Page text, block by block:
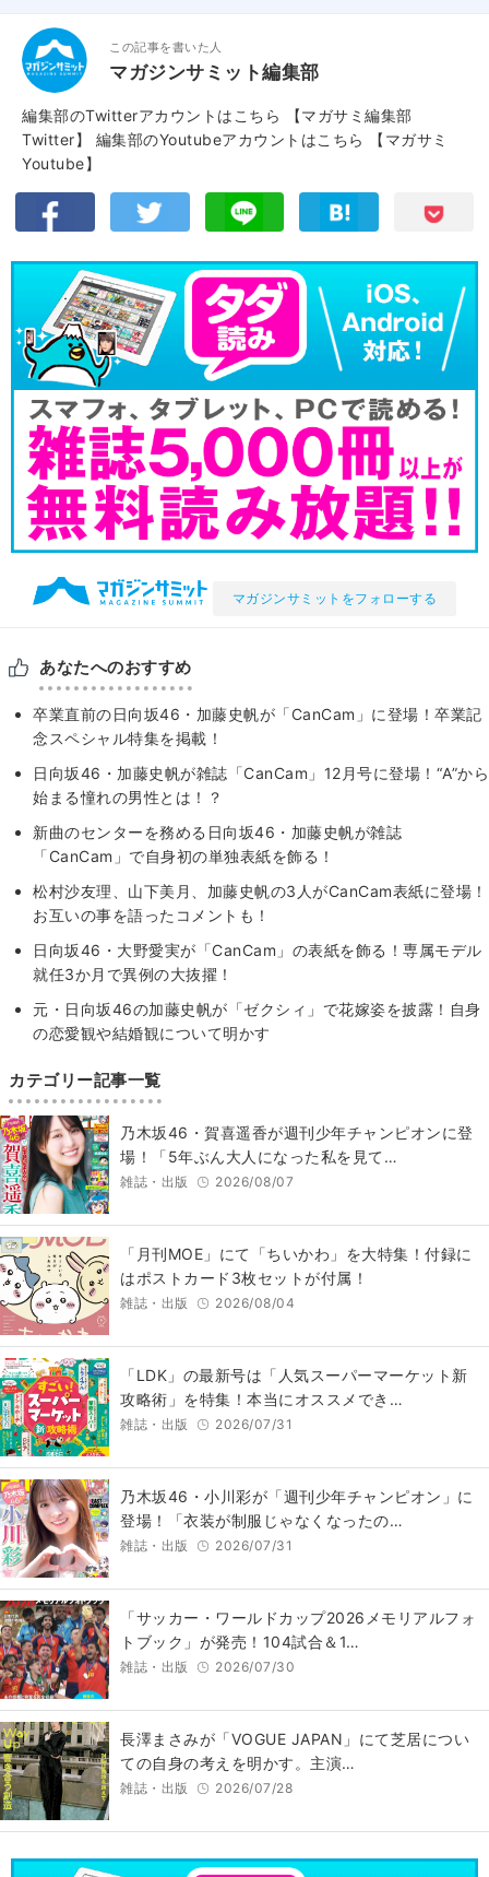
この記事を書いた人
マガジンサミット編集部
編集部のTwitterアカウントはこちら
【マガサミ編集部
Twitter】
編集部のYoutubeアカウントはこちら
【マガサミ
Youtube】
マガジンサミットをフォローする
あなたへのおすすめ
卒業直前の日向坂46・加藤史帆が「CanCam」に登場！卒業記
念スペシャル特集を掲載！
日向坂46・加藤史帆が雑誌「CanCam」12月号に登場！“A”から
始まる憧れの男性とは！？
新曲のセンターを務める日向坂46・加藤史帆が雑誌
「CanCam」で自身初の単独表紙を飾る！
松村沙友理、山下美月、加藤史帆の3人がCanCam表紙に登場！
お互いの事を語ったコメントも！
日向坂46・大野愛実が「CanCam」の表紙を飾る！専属モデル
就任3か月で異例の大抜擢！
元・日向坂46の加藤史帆が「ゼクシィ」で花嫁姿を披露！自身
の恋愛観や結婚観について明かす
カテゴリー記事一覧
乃木坂46・賀喜遥香が週刊少年チャンピオンに登
場！「5年ぶん大人になった私を見て…
雑誌・出版 2026/08/07
「月刊MOE」にて「ちいかわ」を大特集！付録に
はポストカード3枚セットが付属！
雑誌・出版 2026/08/04
「LDK」の最新号は「人気スーパーマーケット新
攻略術」を特集！本当にオススメでき…
雑誌・出版 2026/07/31
乃木坂46・小川彩が「週刊少年チャンピオン」に
登場！「衣装が制服じゃなくなったの…
雑誌・出版 2026/07/31
「サッカー・ワールドカップ2026メモリアルフォ
トブック」が発売！104試合＆1…
雑誌・出版 2026/07/30
長澤まさみが「VOGUE JAPAN」にて芝居につい
ての自身の考えを明かす。主演…
雑誌・出版 2026/07/28